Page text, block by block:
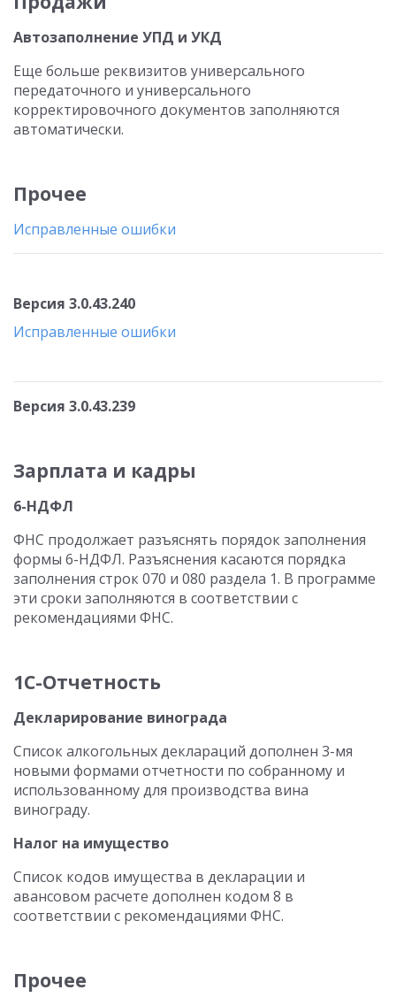
Автозаполнение УПД и УКД
Еще больше реквизитов универсального
передаточного и универсального
корректировочного документов заполняются
автоматически.
Прочее
Исправленные ошибки
Версия 3.0.43.240
Исправленные ошибки
Версия 3.0.43.239
Зарплата и кадры
6-НДФЛ
ФНС продолжает разъяснять порядок заполнения
формы 6-НДФЛ. Разъяснения касаются порядка
заполнения строк 070 и 080 раздела 1. В программе
эти сроки заполняются в соответствии с
рекомендациями ФНС.
1С-Отчетность
Декларирование винограда
Список алкогольных деклараций дополнен 3-мя
новыми формами отчетности по собранному и
использованному для производства вина
винограду.
Налог на имущество
Список кодов имущества в декларации и
авансовом расчете дополнен кодом 8 в
соответствии с рекомендациями ФНС.
Прочее